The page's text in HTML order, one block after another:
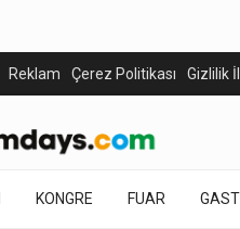
Reklam Çerez Politikası Gizlilik
KONGRE FUAR